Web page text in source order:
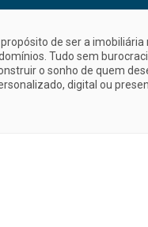
de ser a
Tudo sem
o sonho de quem
digital ou